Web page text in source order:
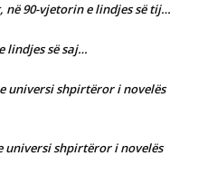
në 90-vjetorin e lindjes së tij…
lindjes së saj…
universi shpirtëror i novelës
universi shpirtëror i novelës